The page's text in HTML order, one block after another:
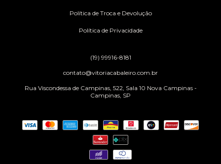
Política de Troca e Devolução
Política de Privacidade
(19) 99916-8181
contato@vitoriacabaleiro.com.br
Rua Viscondessa de Campinas, 522, Sala 10 Nova Campinas -
Campinas, SP